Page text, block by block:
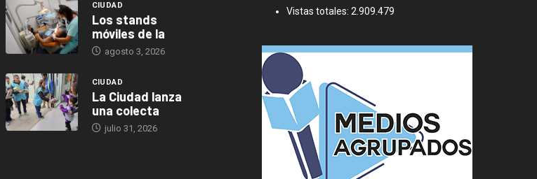
CIUDAD
Los stands
móviles de la
agosto 3, 2026
CIUDAD
La Ciudad lanza
una colecta
julio 31, 2026
Vistas totales: 2.909.479